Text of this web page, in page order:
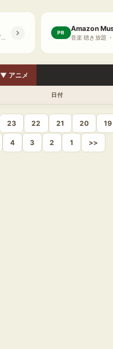
プライム会員限定 オーディオブック ・ 30日間無料体験
PR Amazon
音楽 聴き放題
▼ アニメ
日付
23 22 21 20 19
4 3 2 1 >>